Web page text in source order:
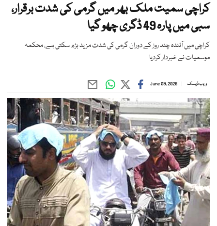
کراچی سمیت ملک بھر میں گرمی کی شدت برقرار،
سبی میں پارہ 49 ڈگری چھو گیا
کراچی میں آئندہ چند روز کے دوران گرمی کی شدت مزید بڑھ سکتی ہے، محکمہ
موسمیات نے خبردار کردیا
ویب ڈیسک June 09, 2026